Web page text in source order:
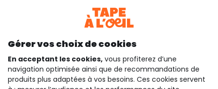
qui sommes-nous ?
Gérer vos choix de cookies
En acceptant les cookies, vous profiterez d’une
navigation optimisée ainsi que de recommandations de
produits plus adaptées à vos besoins. Ces cookies servent